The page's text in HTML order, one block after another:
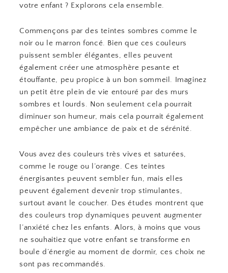
votre enfant ? Explorons cela ensemble.
Commençons par des teintes sombres comme le
noir ou le marron foncé. Bien que ces couleurs
puissent sembler élégantes, elles peuvent
également créer une atmosphère pesante et
étouffante, peu propice à un bon sommeil. Imaginez
un petit être plein de vie entouré par des murs
sombres et lourds. Non seulement cela pourrait
diminuer son humeur, mais cela pourrait également
empêcher une ambiance de paix et de sérénité.
Vous avez des couleurs très vives et saturées,
comme le rouge ou l’orange. Ces teintes
énergisantes peuvent sembler fun, mais elles
peuvent également devenir trop stimulantes,
surtout avant le coucher. Des études montrent que
des couleurs trop dynamiques peuvent augmenter
l’anxiété chez les enfants. Alors, à moins que vous
ne souhaitiez que votre enfant se transforme en
boule d’énergie au moment de dormir, ces choix ne
sont pas recommandés.